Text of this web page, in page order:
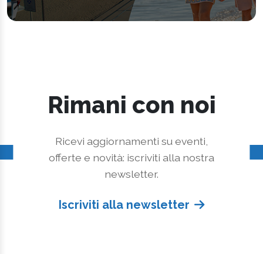
Rimani con noi
Ricevi aggiornamenti su eventi,
offerte e novità: iscriviti alla nostra
newsletter.
Iscriviti alla newsletter